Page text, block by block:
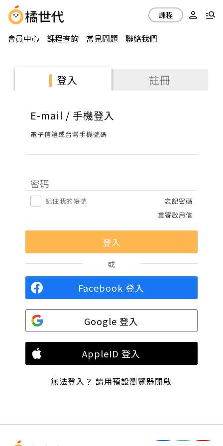
會員中心 課程查詢 常見問題 聯絡我們
課程
登入 註冊
E-mail / 手機登入
電子信箱或台灣手機號碼
密碼
記住我的帳號
忘記密碼
重寄啟用信
或
Facebook 登入
Google 登入
AppleID 登入
無法登入？請用預設瀏覽器開啟